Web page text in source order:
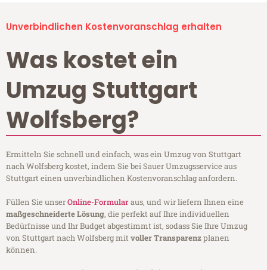
Unverbindlichen Kostenvoranschlag erhalten
Was kostet ein
Umzug Stuttgart
Wolfsberg?
Ermitteln Sie schnell und einfach, was ein Umzug von Stuttgart
nach Wolfsberg kostet, indem Sie bei Sauer Umzugsservice aus
Stuttgart einen unverbindlichen Kostenvoranschlag anfordern.
Füllen Sie unserOnline-Formularaus, und wir liefern Ihnen eine
maßgeschneiderte Lösung, die perfekt auf Ihre individuellen
Bedürfnisse und Ihr Budget abgestimmt ist, sodass Sie Ihre Umzug
von Stuttgart nach Wolfsberg mitvoller Transparenzplanen
können.